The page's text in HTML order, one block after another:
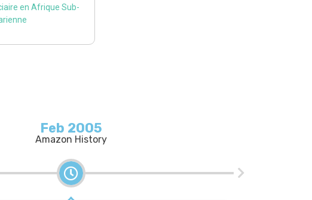
en Afrique Sub-
Feb 2005
Amazon History